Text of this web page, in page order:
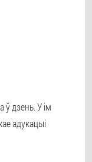
ў дзень. У ім
адукацыі